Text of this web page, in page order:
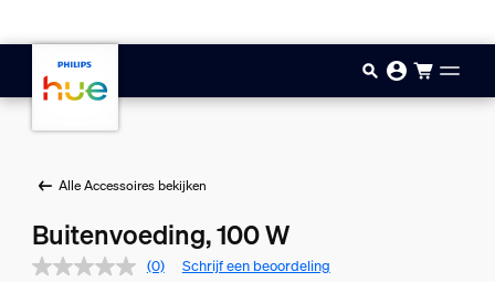
Alle Accessoires bekijken
Buitenvoeding, 100 W
(0) Schrijf een beoordeling